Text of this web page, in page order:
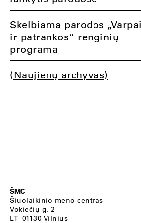
Skelbiama parodos „Varpai
ir patrankos“ renginių
programa
(Naujienų archyvas)
ŠMC
Šiuolaikinio meno centras
Vokiečių g. 2
LT–01130 Vilnius